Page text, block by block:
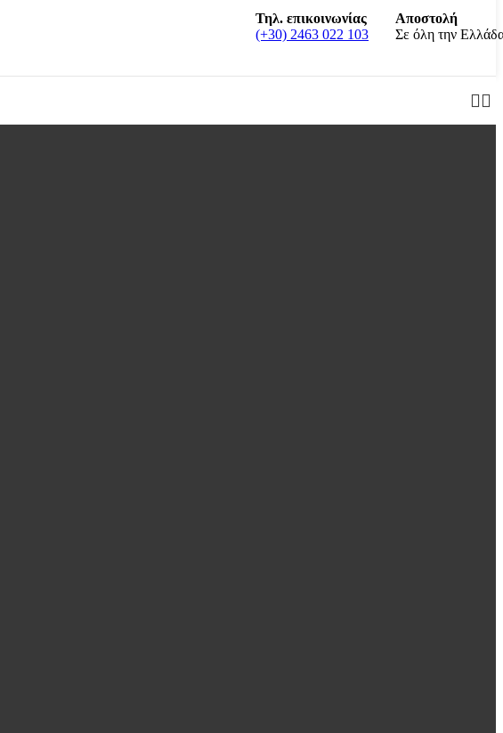
Τηλ. επικοινωνίας
(+30) 2463 022 103
Αποστολή
Σε όλη την